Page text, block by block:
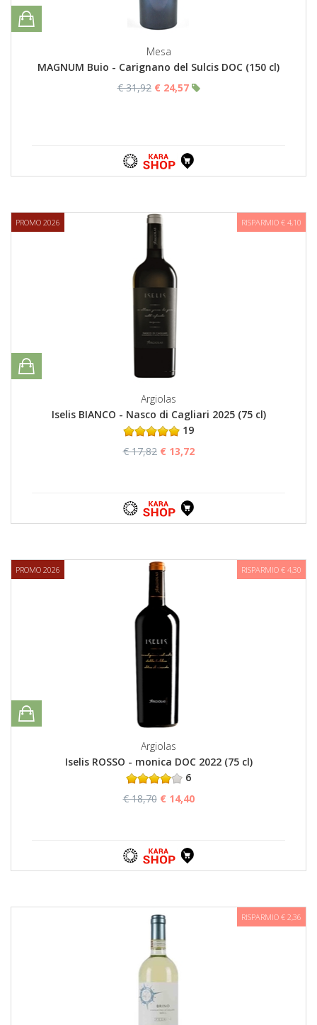
Mesa
MAGNUM Buio - Carignano del Sulcis DOC (150 cl)
€ 31,92 € 24,57
PROMO 2026 RISPARMIO € 4,10
Argiolas
Iselis BIANCO - Nasco di Cagliari 2025 (75 cl)
19
€ 17,82 € 13,72
PROMO 2026 RISPARMIO € 4,30
Argiolas
Iselis ROSSO - monica DOC 2022 (75 cl)
6
€ 18,70 € 14,40
RISPARMIO € 2,36